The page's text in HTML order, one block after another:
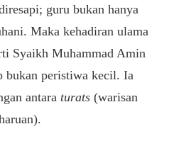
guru bukan hanya
Maka kehadiran ulama
Syaikh Muhammad Amin
bukan peristiwa kecil. Ia
antara turats (warisan